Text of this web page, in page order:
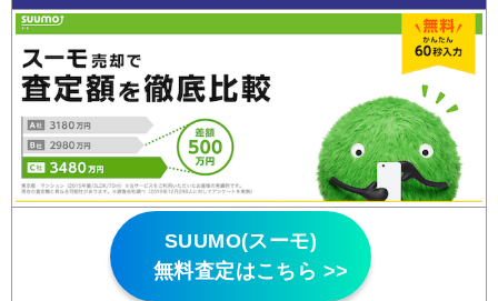
SUUMO(スーモ)
無料査定はこちら >>